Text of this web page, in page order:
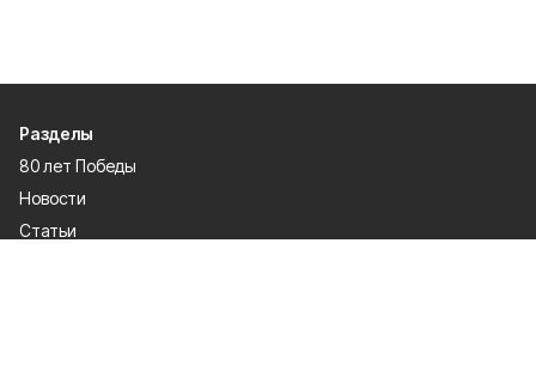
Разделы
80 лет Победы
Новости
Статьи